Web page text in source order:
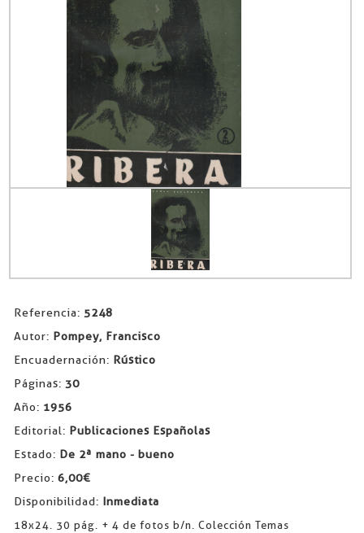
Referencia: 5248
Autor: Pompey, Francisco
Encuadernación: Rústico
Páginas: 30
Año: 1956
Editorial: Publicaciones Españolas
Estado: De 2ª mano - bueno
Precio: 6,00€
Disponibilidad: Inmediata
18x24. 30 pág. + 4 de fotos b/n. Colección Temas